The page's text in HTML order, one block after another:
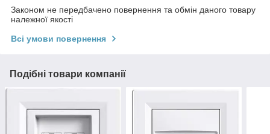
Законом не передбачено повернення та обмін даного товару
належної якості
Всі умови повернення
Подібні товари компанії